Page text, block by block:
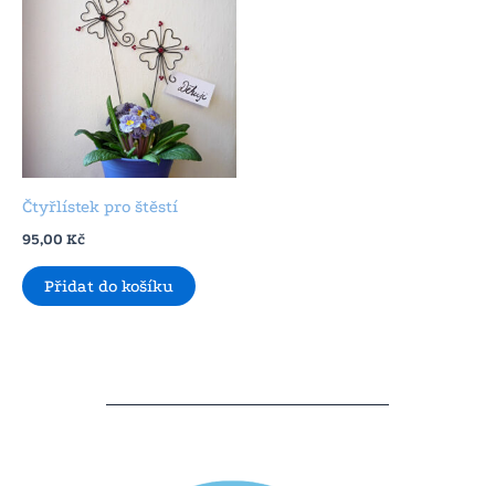
Čtyřlístek pro štěstí
95,00 Kč
Přidat do košíku